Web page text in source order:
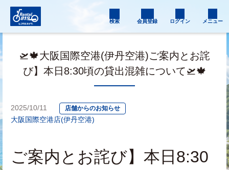
検索 会員登録 ログイン メニュー
🛫🍁大阪国際空港(伊丹空港)ご案内とお詫
び】本日8:30頃の貸出混雑について🛫🍁
2025/10/11 店舗からのお知らせ
大阪国際空港店(伊丹空港)
ご案内とお詫び】本日8:30